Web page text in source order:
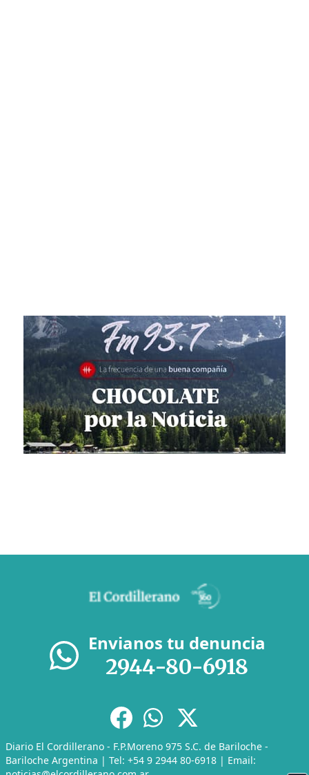
Envianos tu denuncia
2944-80-6918
Diario El Cordillerano - F.P.Moreno 975 S.C. de Bariloche -
Bariloche Argentina | Tel: +54 9 2944 80-6918 | Email: